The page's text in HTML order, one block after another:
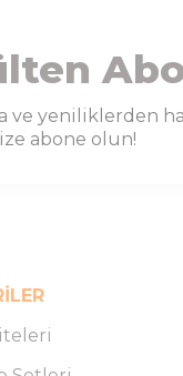
ve yeniliklerden
abone olun!